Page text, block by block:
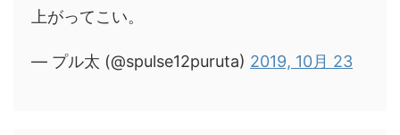
上がってこい。
— プル太 (@spulse12puruta) 2019, 10月 23